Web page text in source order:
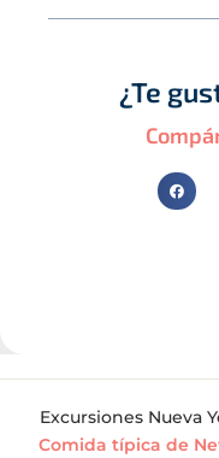
¿Te
Excursiones Nueva
Comida típica de